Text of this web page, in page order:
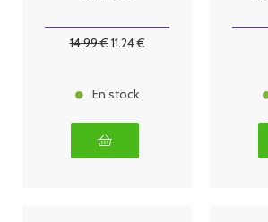
14.99€11.24€
En stock